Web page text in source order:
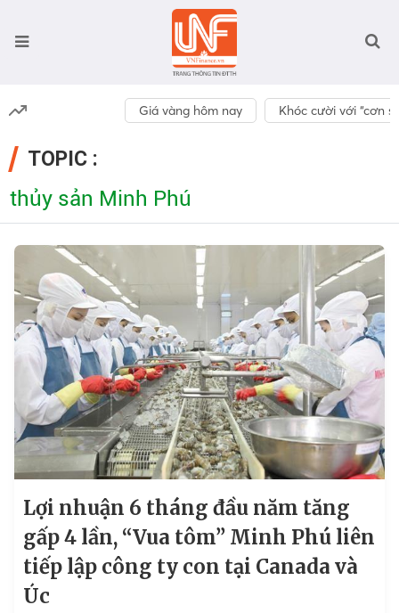
Giá vàng hôm nay Khóc cười với “cơn
TOPIC :
thủy sản Minh Phú
Lợi nhuận 6 tháng đầu năm tăng
gấp 4 lần, “Vua tôm” Minh Phú liên
tiếp lập công ty con tại Canada và
Úc